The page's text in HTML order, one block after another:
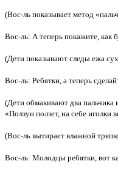
(Вос-ль показывает метод
Вос-ль: А теперь покажите, как
(Дети показывают следы ежа
Вос-ль: Ребятки, а теперь
(Дети обмакивают два
«Ползун ползет, на себе иголки
(Вос-ль вытирает влажной
Вос-ль: Молодцы ребятки, вот